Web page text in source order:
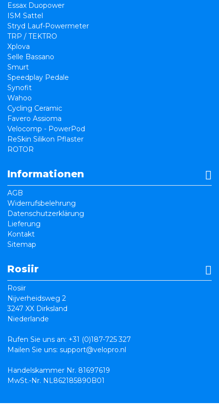
Essax Duopower
ISM Sattel
Stryd Lauf-Powermeter
TRP / TEKTRO
Xplova
Selle Bassano
Smurt
Speedplay Pedale
Synofit
Wahoo
Cycling Ceramic
Favero Assioma
Velocomp - PowerPod
ReSkin Silikon Pflaster
ROTOR
Informationen
AGB
Widerrufsbelehrung
Datenschutzerklärung
Lieferung
Kontakt
Sitemap
Rosiir
Rosiir
Nijverheidsweg 2
3247 XX Dirksland
Niederlande
Rufen Sie uns an: +31 (0)187-725 327
Mailen Sie uns: support@velopro.nl
Handelskammer Nr. 81697619
MwSt.-Nr. NL862185890B01